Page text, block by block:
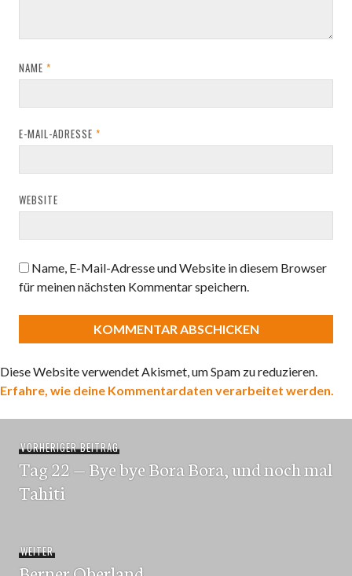
NAME *
E-MAIL-ADRESSE *
WEBSITE
Name, E-Mail-Adresse und Website in diesem Browser
für meinen nächsten Kommentar speichern.
Diese Website verwendet Akismet, um Spam zu reduzieren.
Erfahre, wie deine Kommentardaten verarbeitet werden.
VORHERIGER BEITRAGVorheriger
Beitrag:
Tag 22 — Bye bye Bora Bora, und noch mal
Tahiti
WEITERNächster
Beitrag: